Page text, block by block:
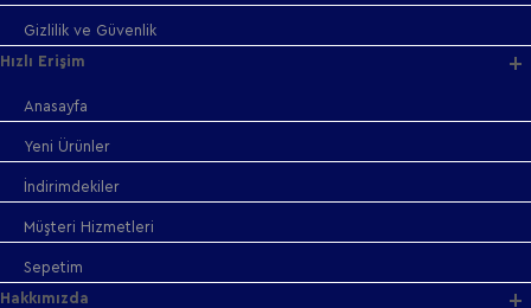
Gizlilik ve Güvenlik
Hızlı Erişim
Anasayfa
Yeni Ürünler
İndirimdekiler
Müşteri Hizmetleri
Sepetim
Hakkımızda